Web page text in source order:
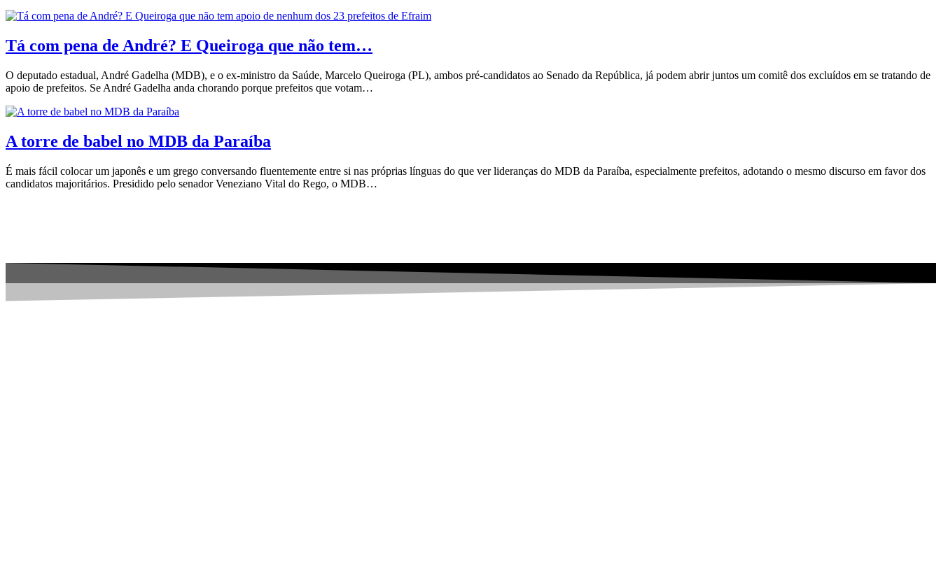
Tá com pena de André? E Queiroga que não tem…
O deputado estadual, André Gadelha (MDB), e o ex-ministro da Saúde, Marcelo Queiroga (PL), ambos pré-candidatos ao Senado da República, já podem abrir juntos um comitê dos excluídos em se tratando de
apoio de prefeitos. Se André Gadelha anda chorando porque prefeitos que votam…
A torre de babel no MDB da Paraíba
É mais fácil colocar um japonês e um grego conversando fluentemente entre si nas próprias línguas do que ver lideranças do MDB da Paraíba, especialmente prefeitos, adotando o mesmo discurso em favor dos
candidatos majoritários. Presidido pelo senador Veneziano Vital do Rego, o MDB…